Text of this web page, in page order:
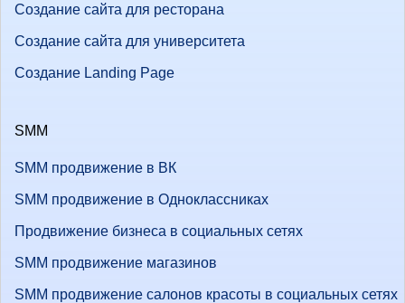
Создание сайта для ресторана
Создание сайта для университета
Создание Landing Page
SMM
SMM продвижение в ВК
SMM продвижение в Одноклассниках
Продвижение бизнеса в социальных сетях
SMM продвижение магазинов
SMM продвижение салонов красоты в социальных сетях